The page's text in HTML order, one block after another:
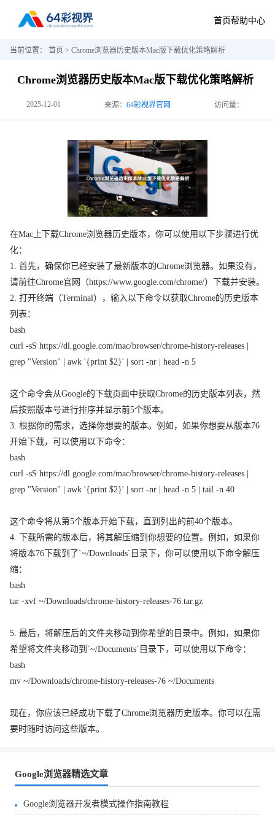
首页帮助中心
当前位置： 首页 > Chrome浏览器历史版本Mac版下载优化策略解析
Chrome浏览器历史版本Mac版下载优化策略解析
2025-12-01 来源： 64彩视界官网 访问量：
在Mac上下载Chrome浏览器历史版本，你可以使用以下步骤进行优
化：
1. 首先，确保你已经安装了最新版本的Chrome浏览器。如果没有，
请前往Chrome官网（https://www.google.com/chrome/）下载并安装。
2. 打开终端（Terminal），输入以下命令以获取Chrome的历史版本
列表：
bash
curl -sS https://dl.google.com/mac/browser/chrome-history-releases |
grep "Version" | awk '{print $2}' | sort -nr | head -n 5
这个命令会从Google的下载页面中获取Chrome的历史版本列表，然
后按照版本号进行排序并显示前5个版本。
3. 根据你的需求，选择你想要的版本。例如，如果你想要从版本76
开始下载，可以使用以下命令：
bash
curl -sS https://dl.google.com/mac/browser/chrome-history-releases |
grep "Version" | awk '{print $2}' | sort -nr | head -n 5 | tail -n 40
这个命令将从第5个版本开始下载，直到列出的前40个版本。
4. 下载所需的版本后，将其解压缩到你想要的位置。例如，如果你
将版本76下载到了`~/Downloads`目录下，你可以使用以下命令解压
缩：
bash
tar -xvf ~/Downloads/chrome-history-releases-76.tar.gz
5. 最后，将解压后的文件夹移动到你希望的目录中。例如，如果你
希望将文件夹移动到`~/Documents`目录下，可以使用以下命令：
bash
mv ~/Downloads/chrome-history-releases-76 ~/Documents
现在，你应该已经成功下载了Chrome浏览器历史版本。你可以在需
要时随时访问这些版本。
Google浏览器精选文章
Google浏览器开发者模式操作指南教程